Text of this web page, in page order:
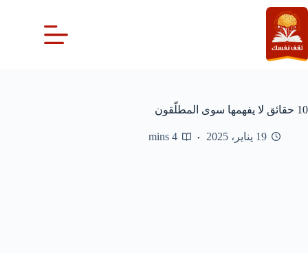
التجاوز
إلى
المحتوى
10 حقائق لا يفهمها سوى المطلّقون
19 يناير، 2025 4 mins